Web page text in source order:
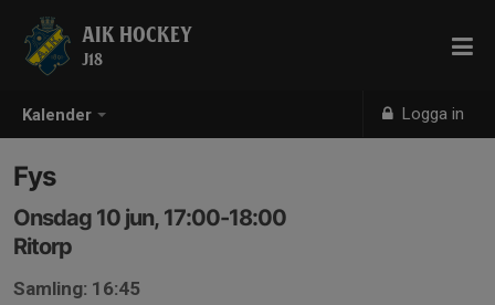
Kalender Logga in
AIK HOCKEY
J18
Fys
Onsdag 10 jun, 17:00-18:00
Ritorp
Samling: 16:45